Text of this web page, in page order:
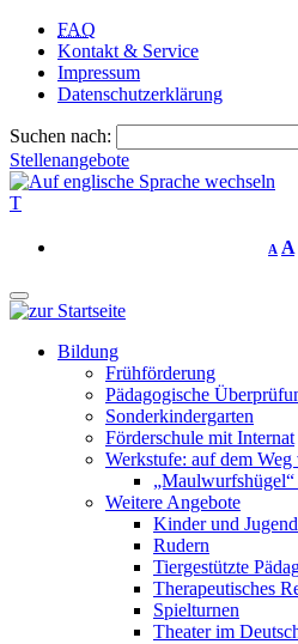
FAQ
Kontakt & Service
Impressum
Datenschutzerklärung
Suchen nach:
Stellenangebote
T
A A
Bildung
Frühförderung
Pädagogische
Sonderkindergarten
Förderschule mit Internat
Werkstufe: auf dem
Weitere Angebote
Kinder und
Rudern
Tiergestützte
Therapeutisches
Spielturnen
Theater im